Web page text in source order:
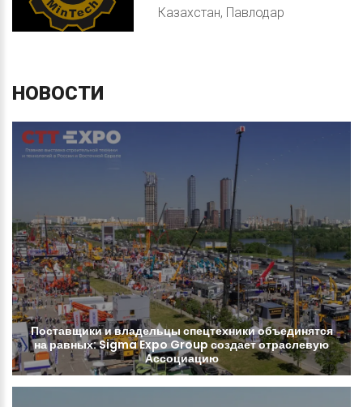
Казахстан, Павлодар
НОВОСТИ
Поставщикиивладельцыспецтехникиобъединятся
наравных:SigmaExpoGroup создаетотраслевую
Ассоциацию